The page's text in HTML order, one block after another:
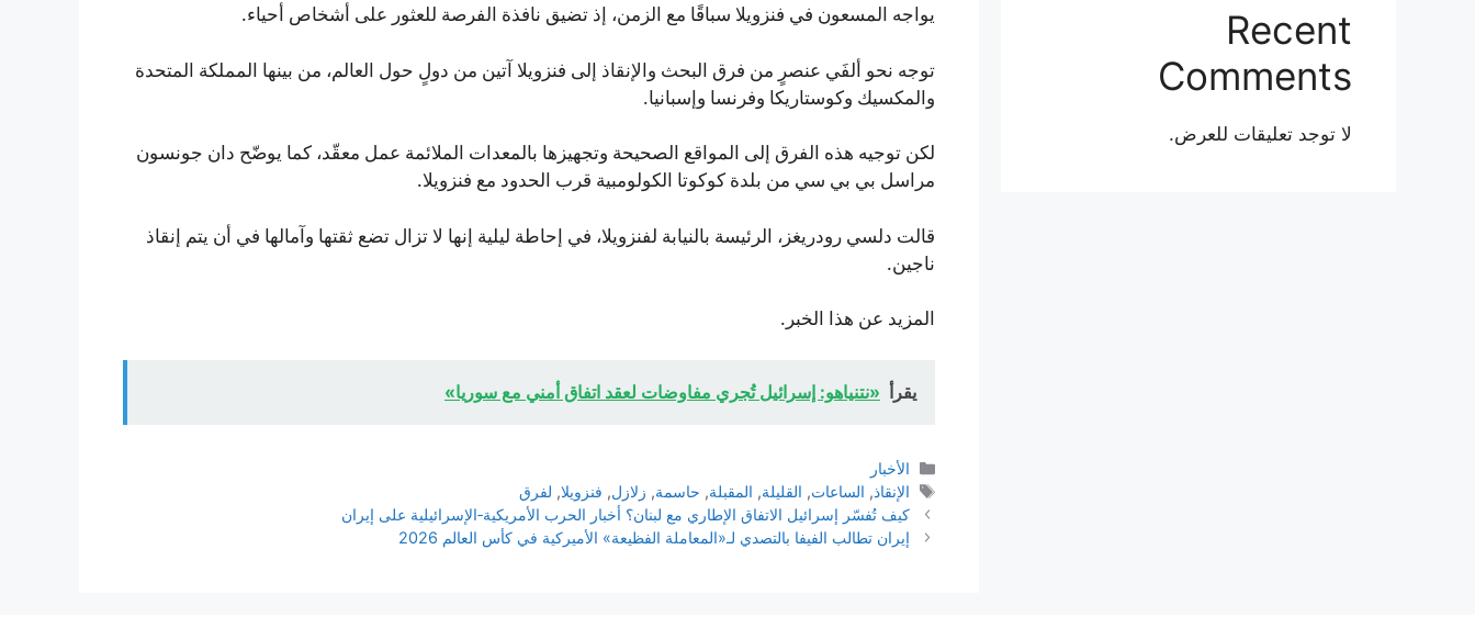
يواجه المسعون في فنزويلا سباقًا مع الزمن، إذ تضيق نافذة الفرصة للعثور على أشخاص أحياء.
توجه نحو ألفَي عنصرٍ من فرق البحث والإنقاذ إلى فنزويلا آتين من دولٍ حول العالم، من بينها المملكة المتحدة
والمكسيك وكوستاريكا وفرنسا وإسبانيا.
لكن توجيه هذه الفرق إلى المواقع الصحيحة وتجهيزها بالمعدات الملائمة عمل معقّد، كما يوضّح دان جونسون
مراسل بي بي سي من بلدة كوكوتا الكولومبية قرب الحدود مع فنزويلا.
قالت دلسي رودريغز، الرئيسة بالنيابة لفنزويلا، في إحاطة ليلية إنها لا تزال تضع ثقتها وآمالها في أن يتم إنقاذ
ناجين.
المزيد عن هذا الخبر.
يقرأ «نتنياهو: إسرائيل تُجري مفاوضات لعقد اتفاق أمني مع سوريا»
التصنيفات
الأخبار
الوسوم
الإنقاذ, الساعات, القليلة, المقبلة, حاسمة, زلازل, فنزويلا, لفرق
كيف تُفسّر إسرائيل الاتفاق الإطاري مع لبنان؟ أخبار الحرب الأمريكية‑الإسرائيلية على إيران
إيران تطالب الفيفا بالتصدي لـ«المعاملة الفظيعة» الأميركية في كأس العالم 2026
Recent
Comments
لا توجد تعليقات للعرض.